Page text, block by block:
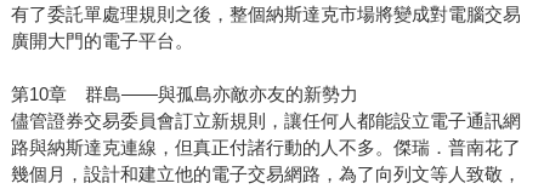
有了委託單處理規則之後，整個納斯達克市場將變成對電腦交易
廣開大門的電子平台。
第10章 群島——與孤島亦敵亦友的新勢力
儘管證券交易委員會訂立新規則，讓任何人都能設立電子通訊網
路與納斯達克連線，但真正付諸行動的人不多。傑瑞．普南花了
幾個月，設計和建立他的電子交易網路，為了向列文等人致敬，